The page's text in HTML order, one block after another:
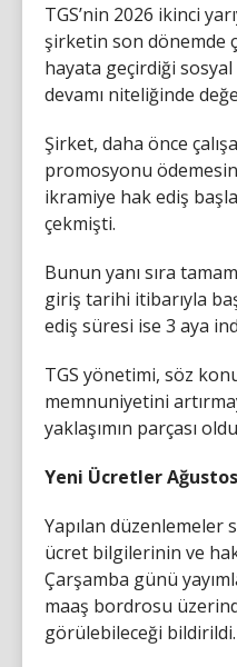
TGS’nin 2026 ikinci
şirketin son dönemde
hayata geçirdiği
devamı niteliğinde
Şirket, daha önce
promosyonu
ikramiye hak ediş
çekmişti.
Bunun yanı sıra
giriş tarihi itibarıyla
ediş süresi ise 3 aya
TGS yönetimi, söz
memnuniyetini
yaklaşımın parçası
Yeni Ücretler
Yapılan düzenlemeler
ücret bilgilerinin ve
Çarşamba günü
maaş bordrosu
görülebileceği bildirildi.